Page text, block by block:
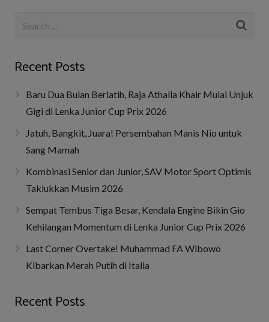
Recent Posts
Baru Dua Bulan Berlatih, Raja Athalla Khair Mulai Unjuk
Gigi di Lenka Junior Cup Prix 2026
Jatuh, Bangkit, Juara! Persembahan Manis Nio untuk
Sang Mamah
Kombinasi Senior dan Junior, SAV Motor Sport Optimis
Taklukkan Musim 2026
Sempat Tembus Tiga Besar, Kendala Engine Bikin Gio
Kehilangan Momentum di Lenka Junior Cup Prix 2026
Last Corner Overtake! Muhammad FA Wibowo
Kibarkan Merah Putih di Italia
Recent Posts